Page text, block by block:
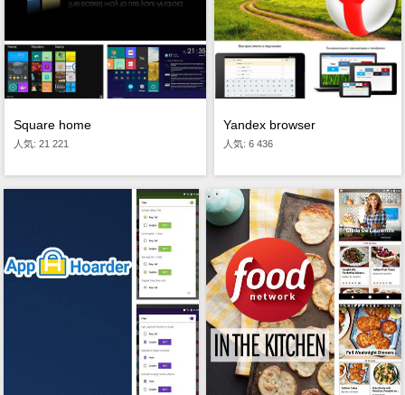
Square home
人気: 21 221
Yandex browser
人気: 6 436